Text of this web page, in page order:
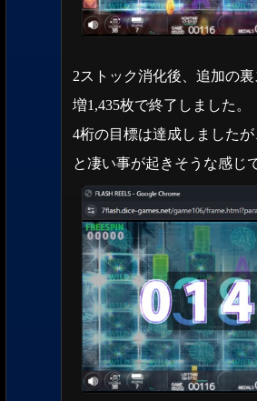
2ストック消化後、追加の
増1,435枚で終了しました。
4桁の目標は達成しました
と凄い事が起きそうな感じ